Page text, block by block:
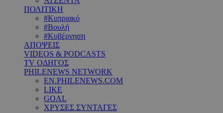
ΠΟΛΙΤΙΚΗ
#Κυπριακό
#Βουλή
#Κυβέρνηση
ΑΠΟΨΕΙΣ
VIDEOS & PODCASTS
TV ΟΔΗΓΟΣ
PHILENEWS NETWORK
EN.PHILENEWS.COM
LIKE
GOAL
ΧΡΥΣΕΣ ΣΥΝΤΑΓΕΣ